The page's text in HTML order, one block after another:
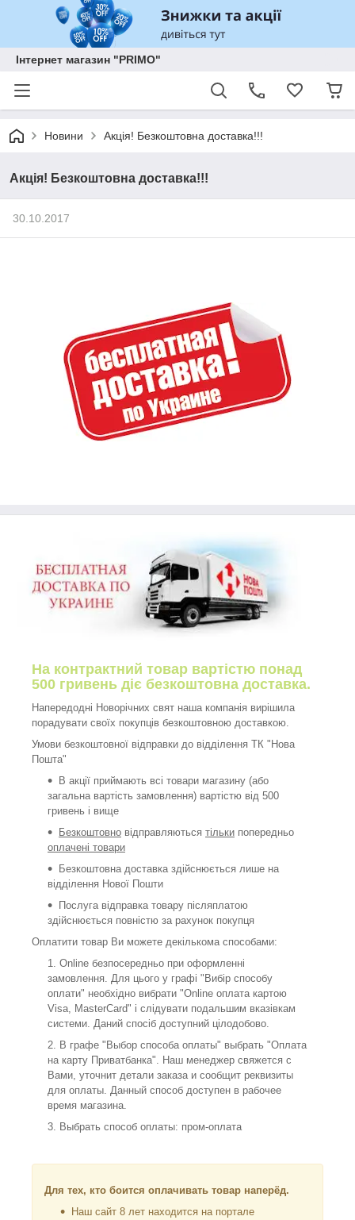
Інтернет магазин "PRIMO"
Новини Акція! Безкоштовна доставка!!!
Акція! Безкоштовна доставка!!!
30.10.2017
На контрактний товар вартістю понад
500 гривень діє безкоштовна доставка.
Напередодні Новорічних свят наша компанія вирішила
порадувати своїх покупців безкоштовною доставкою.
Умови безкоштовної відправки до відділення ТК "Нова
Пошта"
В акції приймають всі товари магазину (або
загальна вартість замовлення) вартістю від 500
гривень і вище
Безкоштовно відправляються тільки попередньо
оплачені товари
Безкоштовна доставка здійснюється лише на
відділення Нової Пошти
Послуга відправка товару післяплатою
здійснюється повністю за рахунок покупця
Оплатити товар Ви можете декількома способами:
Online безпосередньо при оформленні
замовлення. Для цього у графі "Вибір способу
оплати" необхідно вибрати "Online оплата картою
Visa, MasterCard" і слідувати подальшим вказівкам
системи. Даний спосіб доступний цілодобово.
В графе "Выбор способа оплаты" выбрать "Оплата
на карту Приватбанка". Наш менеджер свяжется с
Вами, уточнит детали заказа и сообщит реквизиты
для оплаты. Данный способ доступен в рабочее
время магазина.
Выбрать способ оплаты: пром-оплата
Для тех, кто боится оплачивать товар наперёд.
Наш сайт 8 лет находится на портале